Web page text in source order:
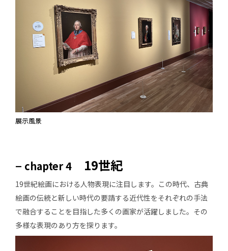
展示風景
– chapter 4 19世紀
19世紀絵画における人物表現に注目します。この時代、古典
絵画の伝統と新しい時代の要請する近代性をそれぞれの手法
で融合することを目指した多くの画家が活躍しました。その
多様な表現のあり方を探ります。